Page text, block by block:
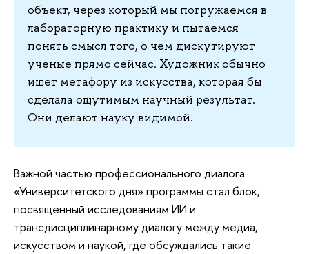
объект, через который мы погружаемся в
лабораторную практику и пытаемся
понять смысл того, о чем дискутируют
ученые прямо сейчас. Художник обычно
ищет метафору из искусства, которая бы
сделала ощутимым научный результат.
Они делают науку видимой.
Важной частью профессионального диалога
«Университетского дня» программы стал блок,
посвященный исследованиям ИИ и
трансдисциплинарному диалогу между медиа,
искусством и наукой, где обсуждались такие